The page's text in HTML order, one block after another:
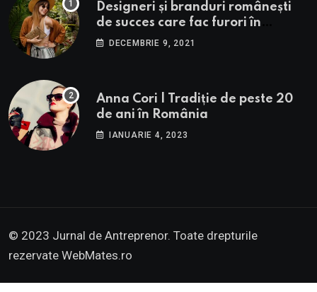
Designeri și branduri românești
de succes care fac furori în
străinătate.
DECEMBRIE 9, 2021
Anna Cori | Tradiție de peste 20
de ani în România
IANUARIE 4, 2023
© 2023 Jurnal de Antreprenor. Toate drepturile
rezervate WebMates.ro